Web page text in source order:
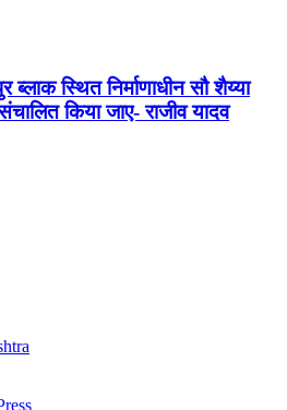
स्थित निर्माणाधीन सौ शैय्या
किया जाए- राजीव यादव